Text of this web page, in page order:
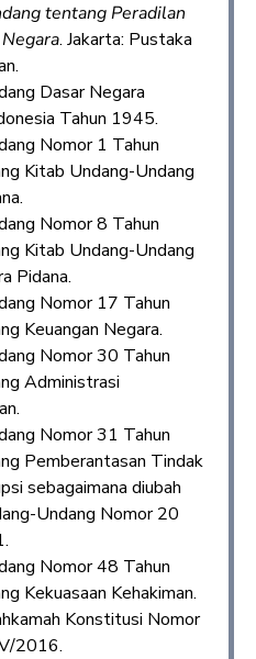
tentang Peradilan
. Jakarta: Pustaka
Dasar Negara
Tahun 1945.
Nomor 1 Tahun
Kitab Undang-Undang
Nomor 8 Tahun
Kitab Undang-Undang
Pidana.
Nomor 17 Tahun
Keuangan Negara.
Nomor 30 Tahun
Administrasi
Nomor 31 Tahun
Pemberantasan Tindak
sebagaimana diubah
Undang Nomor 20
Nomor 48 Tahun
Kekuasaan Kehakiman.
Konstitusi Nomor
2016.